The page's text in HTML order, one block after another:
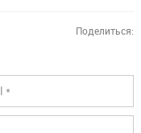
Поделиться: